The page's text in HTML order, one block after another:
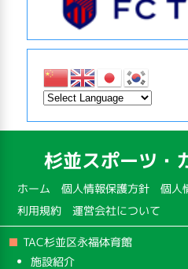
杉並スポーツ・
ホーム 個人情報保護方針 個人
利用規約 運営会社について
TAC杉並区永福体育館
施設紹介